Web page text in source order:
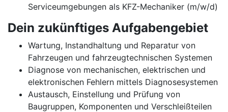
Serviceumgebungen als KFZ-Mechaniker (m/w/d)
Dein zukünftiges Aufgabengebiet
Wartung, Instandhaltung und Reparatur von
Fahrzeugen und fahrzeugtechnischen Systemen
Diagnose von mechanischen, elektrischen und
elektronischen Fehlern mittels Diagnosesystemen
Austausch, Einstellung und Prüfung von
Baugruppen, Komponenten und Verschleißteilen